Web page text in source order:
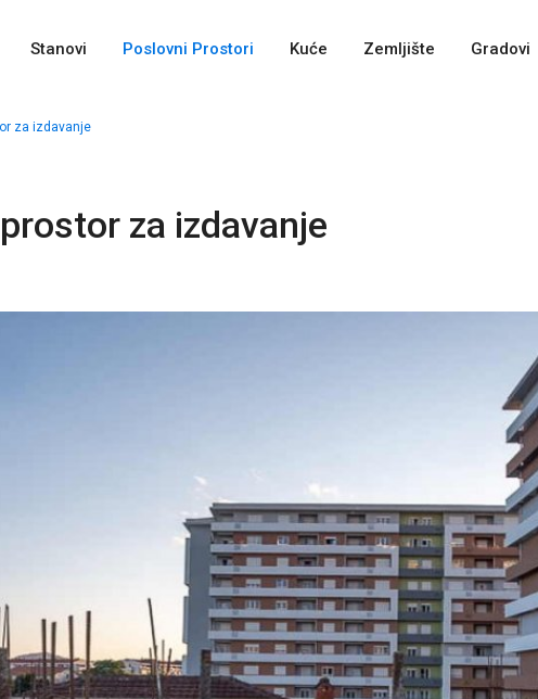
Stanovi Poslovni Prostori Kuće Zemljište Gradovi
za izdavanje
za izdavanje